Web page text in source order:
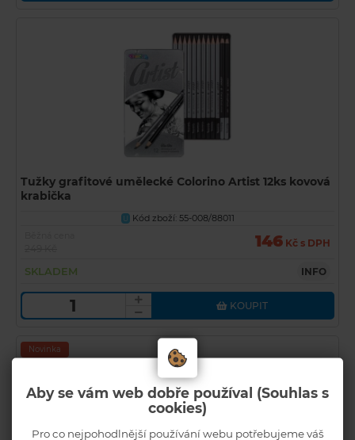
Aby se vám web dobře používal (Souhlas s
cookies)
Pro co nejpohodlnější používání webu potřebujeme váš
Tužky grafitové umělecké Colorino Artist 12ks kovová
krabička
U Kód zboží: 55-008/88011
146 Kč s DPH
SKLADEM INFO
KOUPIT
Novinka